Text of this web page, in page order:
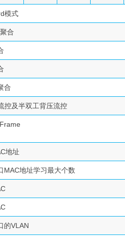
模式
合
合
控及半双工背压流控
地址
MAC地址学习最大个数
的VLAN